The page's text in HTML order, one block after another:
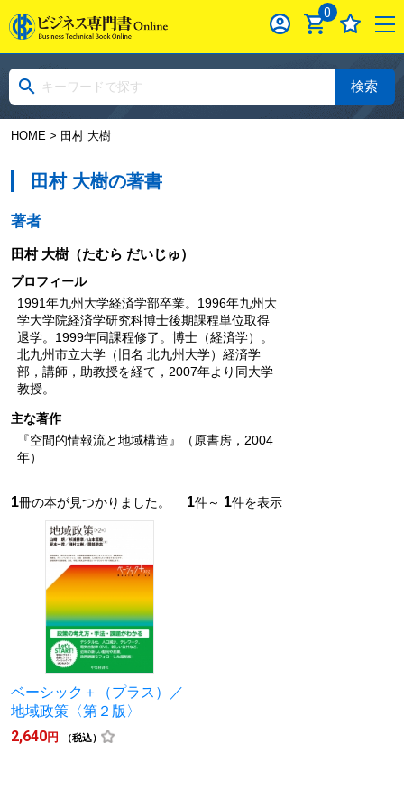
0
検索
HOME> 田村 大樹
田村 大樹の著書
著者
田村 大樹（たむら だいじゅ）
プロフィール
1991年九州大学経済学部卒業。1996年九州大
学大学院経済学研究科博士後期課程単位取得
退学。1999年同課程修了。博士（経済学）。
北九州市立大学（旧名 北九州大学）経済学
部，講師，助教授を経て，2007年より同大学
教授。
主な著作
『空間的情報流と地域構造』（原書房，2004
年）
1冊の本が見つかりました。 1件～ 1件を表示
ベーシック＋（プラス）／
地域政策〈第２版〉
2,640円 （税込）